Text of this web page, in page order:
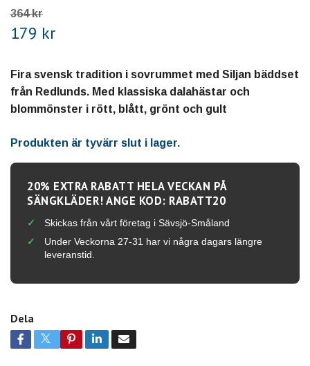
364 kr
179 kr
Fira svensk tradition i sovrummet med Siljan bäddset
från Redlunds. Med klassiska dalahästar och
blommönster i rött, blått, grönt och gult
Produkten är tyvärr slut i lager.
20% EXTRA RABATT HELA VECKAN PÅ
SÄNGKLÄDER! ANGE KOD: RABATT20
Skickas från vårt företag i Sävsjö-Småland
Under Veckorna 27-31 har vi några dagars längre
leveranstid.
Dela